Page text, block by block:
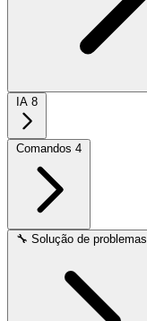
IA 8
Comandos 4
🔧 Solução de problemas